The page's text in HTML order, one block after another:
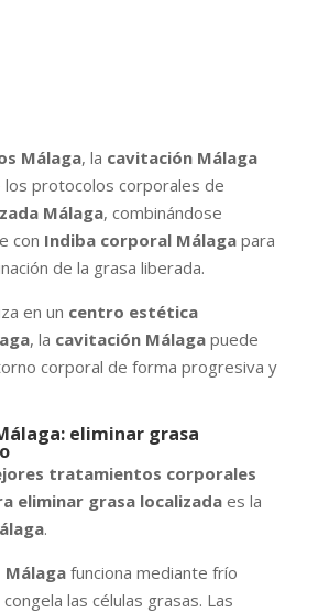
Málaga, la cavitación Málaga
protocolos corporales de
Málaga, combinándose
con Indiba corporal Málagapara
de la grasa liberada.
en un centro estética
, la cavitación Málagapuede
corporal de forma progresiva y
eliminar grasa
tratamientos corporales
eliminar grasa localizadaes la
.
funciona mediante frío
las células grasas. Las